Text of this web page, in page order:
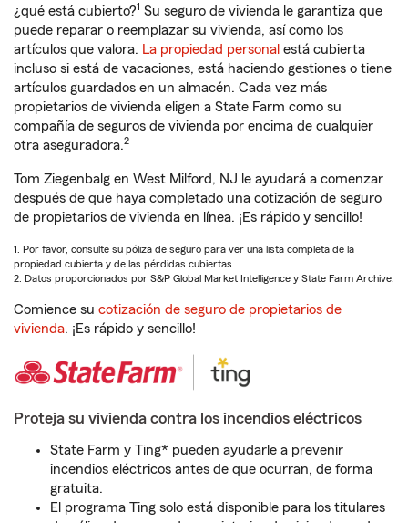
¿qué está cubierto?1 Su seguro de vivienda le garantiza que
puede reparar o reemplazar su vivienda, así como los
artículos que valora. La propiedad personal está cubierta
incluso si está de vacaciones, está haciendo gestiones o tiene
artículos guardados en un almacén. Cada vez más
propietarios de vivienda eligen a State Farm como su
compañía de seguros de vivienda por encima de cualquier
otra aseguradora.2
Tom Ziegenbalg en West Milford, NJ le ayudará a comenzar
después de que haya completado una cotización de seguro
de propietarios de vivienda en línea. ¡Es rápido y sencillo!
1. Por favor, consulte su póliza de seguro para ver una lista completa de la
propiedad cubierta y de las pérdidas cubiertas.
2. Datos proporcionados por S&P Global Market Intelligence y State Farm Archive.
Comience su cotización de seguro de propietarios de
vivienda. ¡Es rápido y sencillo!
Proteja su vivienda contra los incendios eléctricos
State Farm y Ting* pueden ayudarle a prevenir
incendios eléctricos antes de que ocurran, de forma
gratuita.
El programa Ting solo está disponible para los titulares